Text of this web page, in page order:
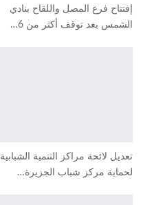
إفتتاح فرع المصل واللقاح بنادي
الشمس بعد توقف أكثر من 6…
تعديل لائحة مراكز التنمية الشبابية
لحماية مركز شباب الجزيرة…